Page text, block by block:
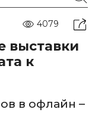
4079
выставки
к
в офлайн –